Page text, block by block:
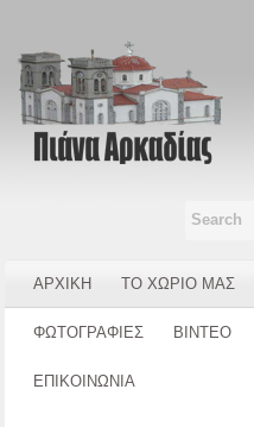
ΑΡΧΙΚΗ ΤΟ ΧΩΡΙΟ ΜΑΣ
ΦΩΤΟΓΡΑΦΙΕΣ ΒΙΝΤΕΟ
ΕΠΙΚΟΙΝΩΝΙΑ